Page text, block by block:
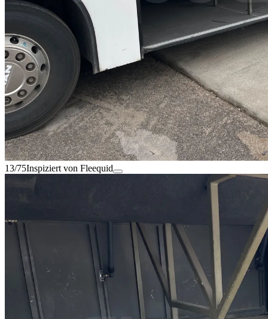
13/75Inspiziert von Fleequid